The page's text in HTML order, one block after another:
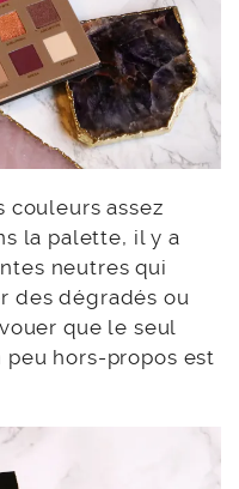
assez
neutres qui
des dégradés ou